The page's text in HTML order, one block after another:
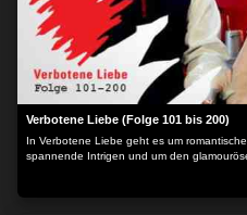
Verbotene Liebe (Folge 101 bis 200)
In Verbotene Liebe geht es um
spannende Intrigen und um den